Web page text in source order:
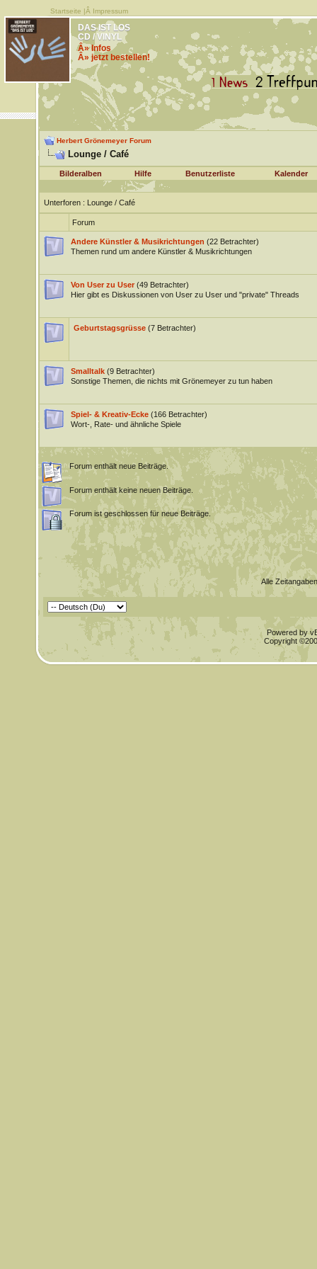
Startseite |Â Impressum
DAS IST LOS
CD / VINYL
Â» Infos
Â» jetzt bestellen!
Herbert Grönemeyer Forum
Lounge / Café
Bilderalben Hilfe Benutzerliste Kalender
Unterforen: Lounge / Café
Forum
Andere Künstler & Musikrichtungen (22 Betrachter)
Themen rund um andere Künstler & Musikrichtungen
Von User zu User (49 Betrachter)
Hier gibt es Diskussionen von User zu User und "private" Threads
Geburtstagsgrüsse (7 Betrachter)
Smalltalk (9 Betrachter)
Sonstige Themen, die nichts mit Grönemeyer zu tun haben
Spiel- & Kreativ-Ecke (166 Betrachter)
Wort-, Rate- und ähnliche Spiele
Forum enthält neue Beiträge.
Forum enthält keine neuen Beiträge.
Forum ist geschlossen für neue Beiträge.
Alle
Powered by
Copyright